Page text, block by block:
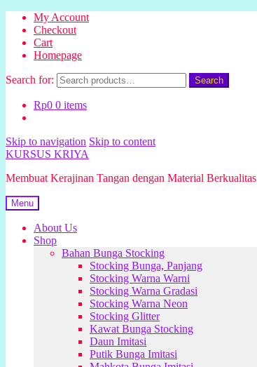
My Account
Checkout
Cart
Homepage
Search for: Search
Rp0 0 items
Skip to navigation Skip to content
KURSUS KRIYA
Membuat Kerajinan Tangan dengan Material Berkualitas
Menu
About Us
Shop
Bahan Bunga Stocking
Stocking Bunga, Panjang
Stocking Warna Warni
Stocking Warna Gradasi
Stocking Warna Neon
Stocking Glitter
Kawat Bunga Stocking
Daun Imitasi
Putik Bunga Imitasi